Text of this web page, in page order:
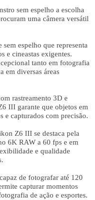
sem espelho a escolha
uma câmera versátil
espelho que representa
e cineastas exigentes.
tanto em fotografia
em diversas áreas
rastreamento 3D e
III garante que objetos em
e capturados com precisão.
Z6 III se destaca pela
6K RAW a 60 fps e em
e qualidade
de fotografar até 120
capturar momentos
de ação e esportes.